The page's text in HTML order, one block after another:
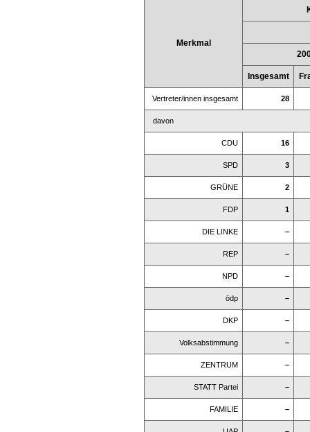
Merkmal
Insgesamt
Vertreter/innen insgesamt 28
davon
CDU 16
SPD 3
GRÜNE 2
FDP 1
DIE LINKE –
REP –
NPD –
ödp –
DKP –
Volksabstimmung –
ZENTRUM –
STATT Partei –
FAMILIE –